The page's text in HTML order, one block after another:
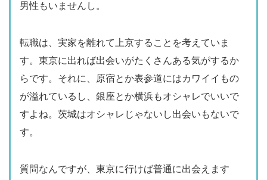
男性もいませんし。
転職は、実家を離れて上京することを考えていま
す。東京に出れば出会いがたくさんある気がするか
らです。それに、原宿とか表参道にはカワイイもの
が溢れているし、銀座とか横浜もオシャレでいいで
すよね。茨城はオシャレじゃないし出会いもないで
す。
質問なんですが、東京に行けば普通に出会えます